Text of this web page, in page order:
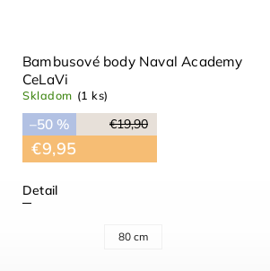
Bambusové body Naval Academy
CeLaVi
Skladom (1 ks)
€19,90
–50 %
€9,95
Detail
80 cm